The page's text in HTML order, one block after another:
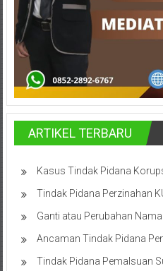
Cirebon,
Karawang,
Aceh,
Medan,
Padang,
Jakarta
Pusat,
Bontang,
Demak,
Kudus,
ARTIKEL TERBARU
Kasus Tindak Pidana
Tindak Pidana Perzinahan
Ganti atau Perubahan Nama
Ancaman Tindak Pidana
Tindak Pidana Pemalsuan